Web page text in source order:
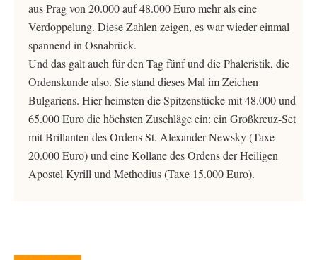
aus Prag von 20.000 auf 48.000 Euro mehr als eine
Verdoppelung. Diese Zahlen zeigen, es war wieder einmal
spannend in Osnabrück.
Und das galt auch für den Tag fünf und die Phaleristik, die
Ordenskunde also. Sie stand dieses Mal im Zeichen
Bulgariens. Hier heimsten die Spitzenstücke mit 48.000 und
65.000 Euro die höchsten Zuschläge ein: ein Großkreuz-Set
mit Brillanten des Ordens St. Alexander Newsky (Taxe
20.000 Euro) und eine Kollane des Ordens der Heiligen
Apostel Kyrill und Methodius (Taxe 15.000 Euro).